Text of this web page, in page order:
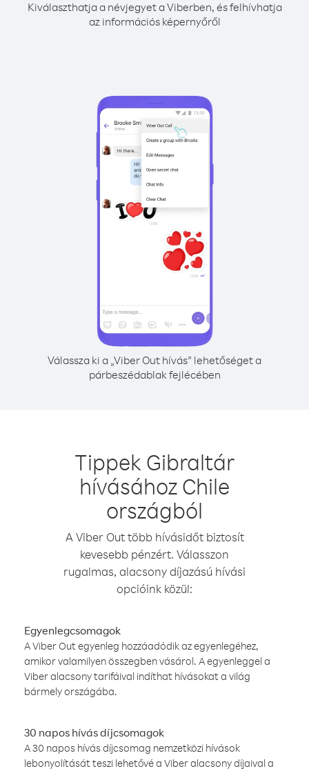
Kiválaszthatja a névjegyet a Viberben, és felhívhatja
az információs képernyőről
Válassza ki a „Viber Out hívás” lehetőséget a
párbeszédablak fejlécében
Tippek Gibraltár
hívásához Chile
országból
A Viber Out több hívásidőt biztosít
kevesebb pénzért. Válasszon
rugalmas, alacsony díjazású hívási
opcióink közül:
Egyenlegcsomagok
A Viber Out egyenleg hozzáadódik az egyenlegéhez,
amikor valamilyen összegben vásárol. A egyenleggel a
Viber alacsony tarifáival indíthat hívásokat a világ
bármely országába.
30 napos hívás díjcsomagok
A 30 napos hívás díjcsomag nemzetközi hívások
lebonyolítását teszi lehetővé a Viber alacsony díjaival a